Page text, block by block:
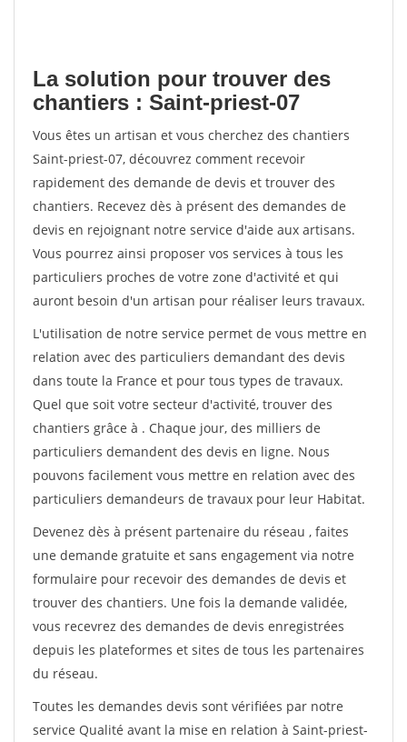
La solution pour trouver des
chantiers : Saint-priest-07
Vous êtes un artisan et vous cherchez des chantiers
Saint-priest-07, découvrez comment recevoir
rapidement des demande de devis et trouver des
chantiers. Recevez dès à présent des demandes de
devis en rejoignant notre service d'aide aux artisans.
Vous pourrez ainsi proposer vos services à tous les
particuliers proches de votre zone d'activité et qui
auront besoin d'un artisan pour réaliser leurs travaux.
L'utilisation de notre service permet de vous mettre en
relation avec des particuliers demandant des devis
dans toute la France et pour tous types de travaux.
Quel que soit votre secteur d'activité, trouver des
chantiers grâce à . Chaque jour, des milliers de
particuliers demandent des devis en ligne. Nous
pouvons facilement vous mettre en relation avec des
particuliers demandeurs de travaux pour leur Habitat.
Devenez dès à présent partenaire du réseau , faites
une demande gratuite et sans engagement via notre
formulaire pour recevoir des demandes de devis et
trouver des chantiers. Une fois la demande validée,
vous recevrez des demandes de devis enregistrées
depuis les plateformes et sites de tous les partenaires
du réseau.
Toutes les demandes devis sont vérifiées par notre
service Qualité avant la mise en relation à Saint-priest-